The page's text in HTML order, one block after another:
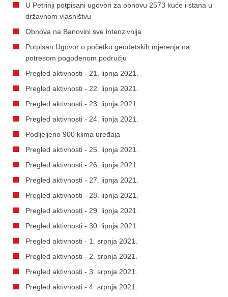
U Petrinji potpisani ugovori za obnovu 2573 kuće i stana u
državnom vlasništvu
Obnova na Banovini sve intenzivnija
Potpisan Ugovor o početku geodetskih mjerenja na
potresom pogođenom području
Pregled aktivnosti - 21. lipnja 2021.
Pregled aktivnosti - 22. lipnja 2021.
Pregled aktivnosti - 23. lipnja 2021.
Pregled aktivnosti - 24. lipnja 2021.
Podijeljeno 900 klima uređaja
Pregled aktivnosti - 25. lipnja 2021.
Pregled aktivnosti - 26. lipnja 2021.
Pregled aktivnosti - 27. lipnja 2021.
Pregled aktivnosti - 28. lipnja 2021.
Pregled aktivnosti - 29. lipnja 2021.
Pregled aktivnosti - 30. lipnja 2021.
Pregled aktivnosti - 1. srpnja 2021.
Pregled aktivnosti - 2. srpnja 2021.
Pregled aktivnosti - 3. srpnja 2021.
Pregled aktivnosti - 4. srpnja 2021.